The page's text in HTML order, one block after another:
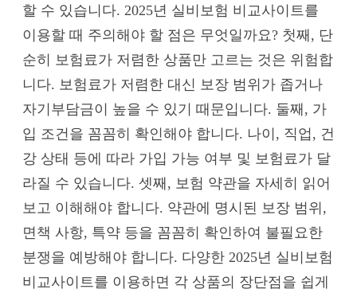
할 수 있습니다. 2025년 실비보험 비교사이트를
이용할 때 주의해야 할 점은 무엇일까요? 첫째, 단
순히 보험료가 저렴한 상품만 고르는 것은 위험합
니다. 보험료가 저렴한 대신 보장 범위가 좁거나
자기부담금이 높을 수 있기 때문입니다. 둘째, 가
입 조건을 꼼꼼히 확인해야 합니다. 나이, 직업, 건
강 상태 등에 따라 가입 가능 여부 및 보험료가 달
라질 수 있습니다. 셋째, 보험 약관을 자세히 읽어
보고 이해해야 합니다. 약관에 명시된 보장 범위,
면책 사항, 특약 등을 꼼꼼히 확인하여 불필요한
분쟁을 예방해야 합니다. 다양한 2025년 실비보험
비교사이트를 이용하면 각 상품의 장단점을 쉽게